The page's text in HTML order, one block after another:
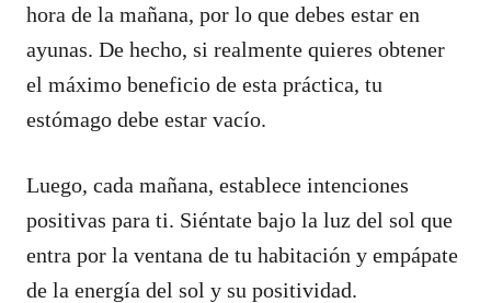
hora de la mañana, por lo que debes estar en
ayunas. De hecho, si realmente quieres obtener
el máximo beneficio de esta práctica, tu
estómago debe estar vacío.
Luego, cada mañana, establece intenciones
positivas para ti. Siéntate bajo la luz del sol que
entra por la ventana de tu habitación y empápate
de la energía del sol y su positividad.